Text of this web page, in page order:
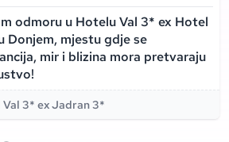
odmoru u Hotelu Val 3* ex Hotel
Donjem, mjestu gdje se
mir i blizina mora pretvaraju
Val 3* ex Jadran 3*